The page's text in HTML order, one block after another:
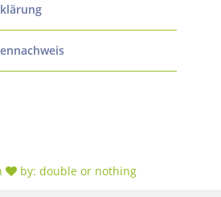
by: double or nothing